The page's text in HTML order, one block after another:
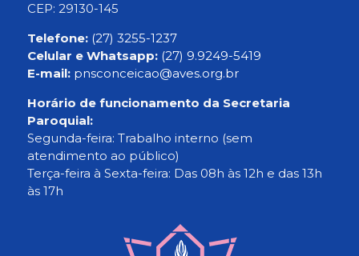
CEP: 29130-145
Telefone: (27) 3255-1237
Celular e Whatsapp: (27) 9.9249-5419
E-mail: pnsconceicao@aves.org.br
Horário de funcionamento da Secretaria
Paroquial:
Segunda-feira: Trabalho interno (sem
atendimento ao público)
Terça-feira à Sexta-feira: Das 08h às 12h e das 13h
às 17h